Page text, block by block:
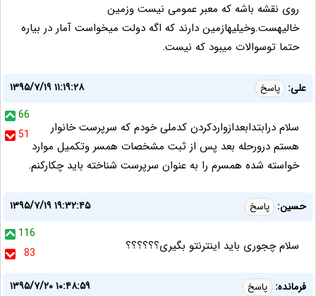
روی نقشه باشه که معبر عمومی نیست وزمین
خالیهست.وخیلیهازمین دارند که اگه دولت میخواست آمار در بیاره
حتما توسوالات میبود که نیست.
علی: پاسخ
۱۳۹۵/۷/۱۹ ۱۱:۱۹:۲۸
66
51
سلام درابتدابعدازواردکردن کدملی خودم که سرپرست خانوار
هستم درورحله بعد پس از ثبت مشخصات همسر وتکمیل موارد
خواسته شده همسرم را به عنوان سرپرست شناخته باید چکارکنم.
حسین: پاسخ
۱۳۹۵/۷/۱۹ ۱۹:۳۲:۴۵
116
83
سلام چجوری باید اینترنتو بگیری؟؟؟؟؟؟
فرمانده: پاسخ
۱۳۹۵/۷/۲۰ ۱۰:۴۸:۵۹